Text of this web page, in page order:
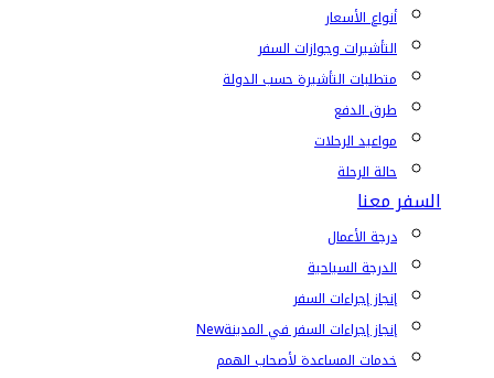
أنواع الأسعار
التأشيرات وجوازات السفر
متطلبات التأشيرة حسب الدولة
طرق الدفع
مواعيد الرحلات
حالة الرحلة
السفر معنا
درجة الأعمال
الدرجة السياحية
إنجاز إجراءات السفر
إنجاز إجراءات السفر في المدينةNew
خدمات المساعدة لأصحاب الهمم